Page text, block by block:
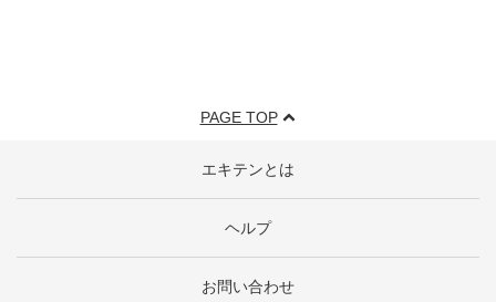
PAGE TOP
エキテンとは
ヘルプ
お問い合わせ